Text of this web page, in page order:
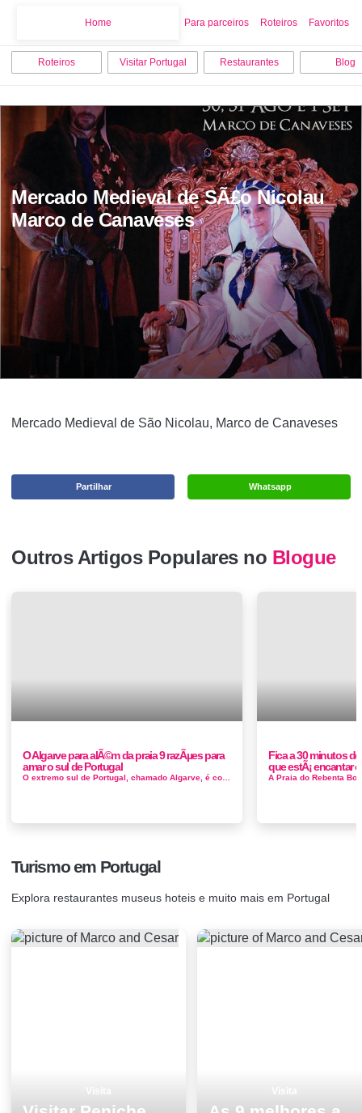
Home Para parceiros Roteiros Favoritos
Roteiros Visitar Portugal Restaurantes Blog
Mercado Medieval de SÃ£o Nicolau
Marco de Canaveses
Mercado Medieval de São Nicolau, Marco de Canaveses
Whatsapp
Partilhar
Outros Artigos Populares no Blogue
O Algarve para alÃ©m da praia 9 razÃµes para
amar o sul de Portugal
Fica a 30 minutos
que estÃ¡ encantar
Turismo em Portugal
Explora restaurantes museus hoteis e muito mais em Portugal